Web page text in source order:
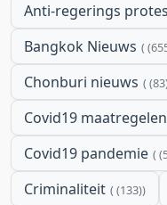
Anti-regerings
Bangkok Nieuws
Chonburi nieuws
Covid19 maatregelen
Covid19 pandemie
Criminaliteit (133)